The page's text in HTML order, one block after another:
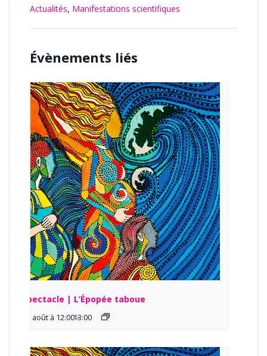
Actualités, Manifestations scientifiques
Évènements liés
Spectacle | L’Épopée taboue
13 août à 12:00 -
13:00